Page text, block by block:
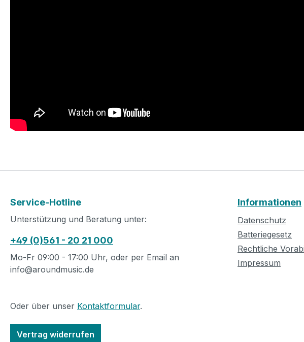
Service-Hotline
Unterstützung und Beratung unter:
+49 (0)561 - 20 21 000
Mo-Fr 09:00 - 17:00 Uhr, oder per Email an
info@aroundmusic.de
Oder über unser Kontaktformular.
Vertrag widerrufen
Informationen
Datenschutz
Batteriegesetz
Rechtliche
Impressum